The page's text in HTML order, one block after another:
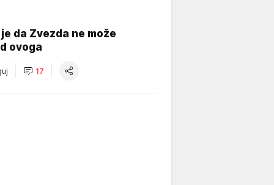
da Zvezda ne može
ovoga
17